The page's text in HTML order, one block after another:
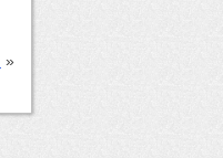
»